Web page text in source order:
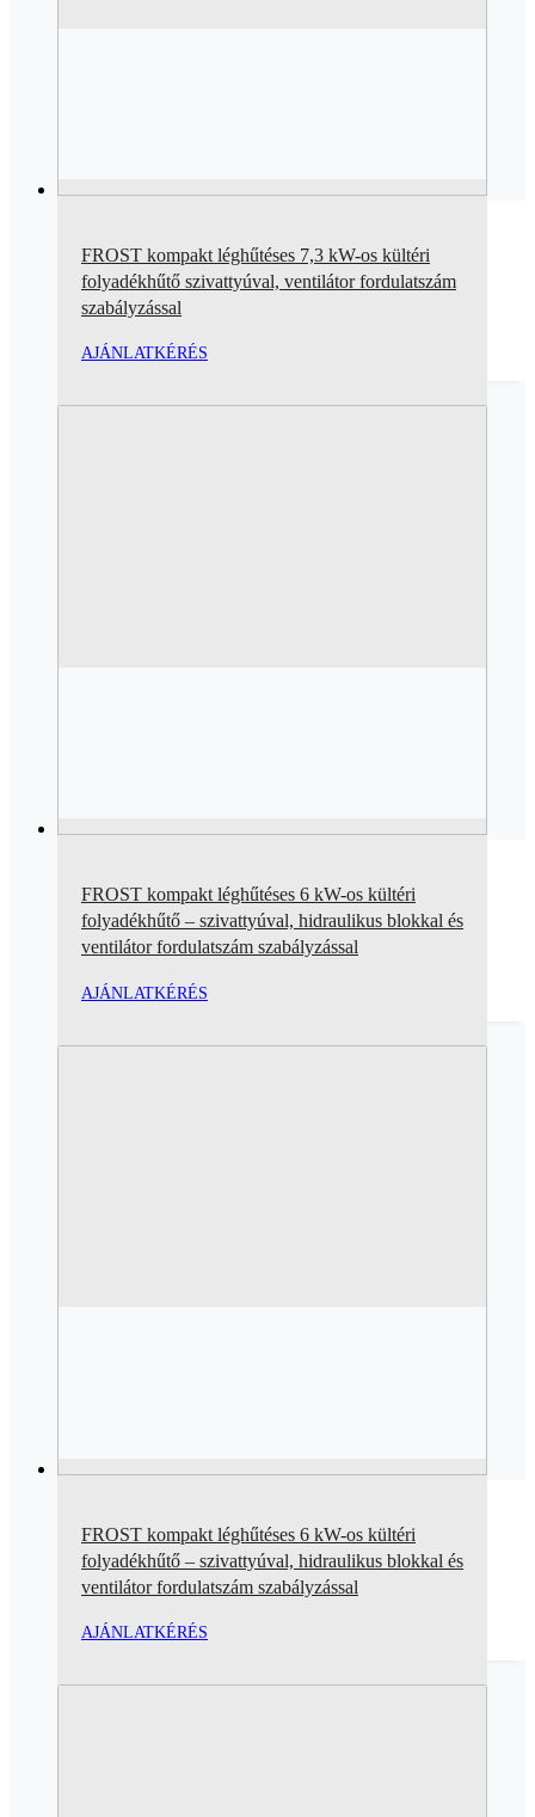
FROST kompakt léghűtéses 7,3 kW-os kültéri
folyadékhűtő szivattyúval, ventilátor fordulatszám
szabályzással
AJÁNLATKÉRÉS
FROST kompakt léghűtéses 6 kW-os kültéri
folyadékhűtő – szivattyúval, hidraulikus blokkal és
ventilátor fordulatszám szabályzással
AJÁNLATKÉRÉS
FROST kompakt léghűtéses 6 kW-os kültéri
folyadékhűtő – szivattyúval, hidraulikus blokkal és
ventilátor fordulatszám szabályzással
AJÁNLATKÉRÉS